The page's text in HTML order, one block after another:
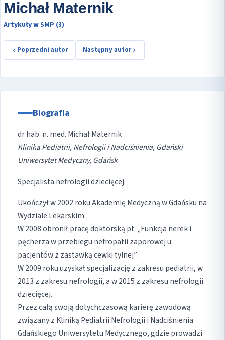
Michał Maternik
Artykuły w SMP (3)
Poprzedni autor Następny autor
Biografia
dr hab. n. med. Michał Maternik
Klinika Pediatrii, Nefrologii i Nadciśnienia, Gdański
Uniwersytet Medyczny, Gdańsk
Specjalista nefrologii dziecięcej.
Ukończył w 2002 roku Akademię Medyczną w Gdańsku na
Wydziale Lekarskim.
W 2008 obronił pracę doktorską pt. „Funkcja nerek i
pęcherza w przebiegu nefropatii zaporowej u
pacjentów z zastawką cewki tylnej”.
W 2009 roku uzyskał specjalizację z zakresu pediatrii, w
2013 z zakresu nefrologii, a w 2015 z zakresu nefrologii
dziecięcej.
Przez całą swoją dotychczasową karierę zawodową
związany z Kliniką Pediatrii Nefrologii i Nadciśnienia
Gdańskiego Uniwersytetu Medycznego, gdzie prowadzi